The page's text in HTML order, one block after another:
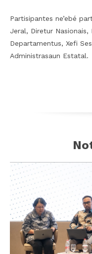
Partisipantes ne’ebé
Jeral, Diretur Nasionais,
Departamentus, Xefi
Administrasaun Estatal.